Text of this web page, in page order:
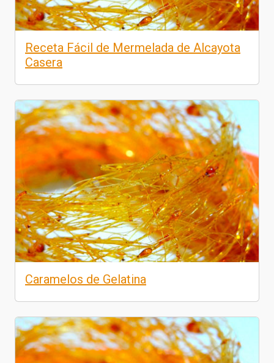
Receta Fácil de Mermelada de Alcayota
Casera
Caramelos de Gelatina